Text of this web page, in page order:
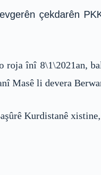
çekdarên
înî 8\1\2021an,
Masê li devera
Kurdistanê